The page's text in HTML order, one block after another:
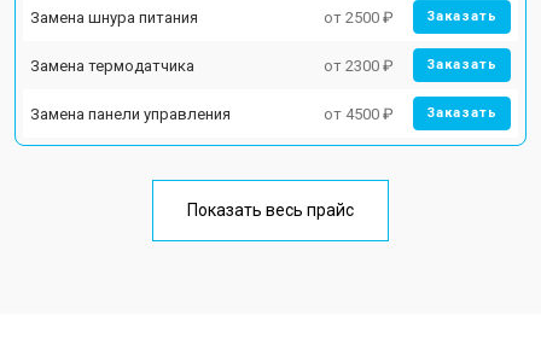
Замена шнура питания от 2500 ₽ Заказать
Замена термодатчика от 2300 ₽ Заказать
Замена панели управления от 4500 ₽ Заказать
Показать весь прайс